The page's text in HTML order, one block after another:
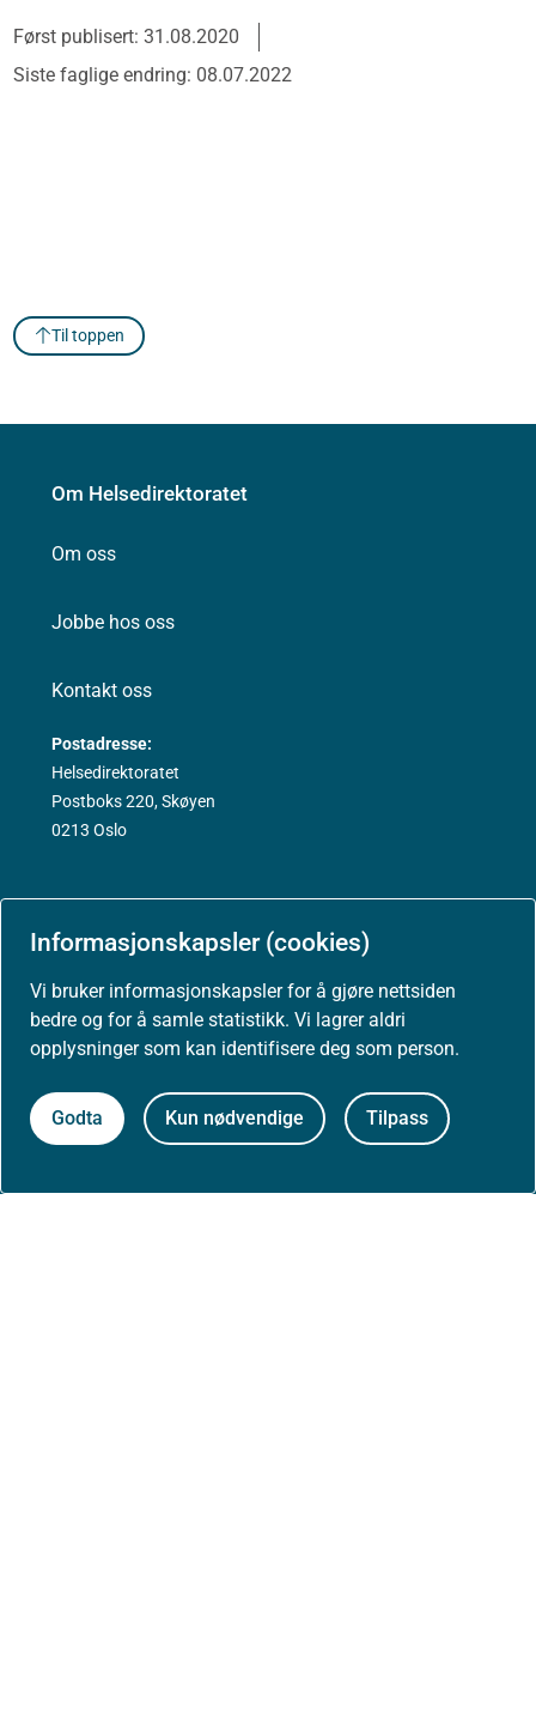
Informasjonskapsler (cookies)
Vi bruker informasjonskapsler for å gjøre nettsiden
bedre og for å samle statistikk. Vi lagrer aldri
opplysninger som kan identifisere deg som person.
Godta Kun nødvendige Tilpass
Først publisert: 31.08.2020
Siste faglige endring: 08.07.2022
Til toppen
Om Helsedirektoratet
Om oss
Jobbe hos oss
Kontakt oss
Postadresse:
Helsedirektoratet
Postboks 220, Skøyen
0213 Oslo
Nyheter
Arrangementer